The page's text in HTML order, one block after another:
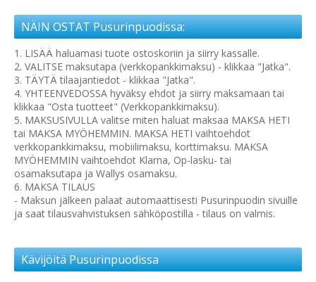
NÄIN OSTAT Pusurinpuodissa:
1. LISÄÄ haluamasi tuote ostoskoriin ja siirry kassalle.
2. VALITSE maksutapa (verkkopankkimaksu) - klikkaa "Jatka".
3. TÄYTÄ tilaajantiedot - klikkaa "Jatka".
4. YHTEENVEDOSSA hyväksy ehdot ja siirry maksamaan tai
klikkaa "Osta tuotteet" (Verkkopankkimaksu).
5. MAKSUSIVULLA valitse miten haluat maksaa MAKSA HETI
tai MAKSA MYÖHEMMIN. MAKSA HETI vaihtoehdot
verkkopankkimaksu, mobiilimaksu, korttimaksu. MAKSA
MYÖHEMMIN vaihtoehdot Klarna, Op-lasku- tai
osamaksutapa ja Wallys osamaksu.
6. MAKSA TILAUS
- Maksun jälkeen palaat automaattisesti Pusurinpuodin sivuille
ja saat tilausvahvistuksen sähköpostilla - tilaus on valmis.
Kävijöitä Pusurinpuodissa